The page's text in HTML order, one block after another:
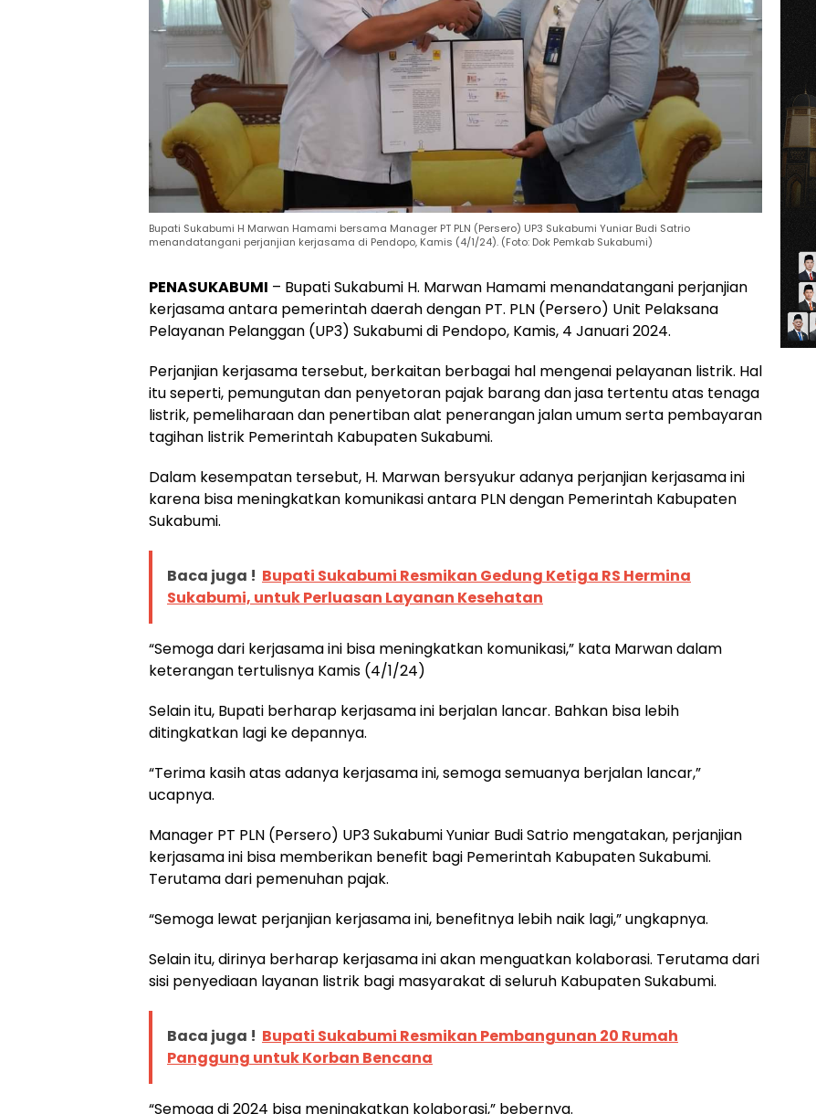
Bupati Sukabumi H Marwan Hamami bersama Manager PT PLN (Persero) UP3 Sukabumi Yuniar Budi Satrio
menandatangani perjanjian kerjasama di Pendopo, Kamis (4/1/24). (Foto: Dok Pemkab Sukabumi)
PENASUKABUMI – Bupati Sukabumi H. Marwan Hamami menandatangani perjanjian
kerjasama antara pemerintah daerah dengan PT. PLN (Persero) Unit Pelaksana
Pelayanan Pelanggan (UP3) Sukabumi di Pendopo, Kamis, 4 Januari 2024.
Perjanjian kerjasama tersebut, berkaitan berbagai hal mengenai pelayanan listrik. Hal
itu seperti, pemungutan dan penyetoran pajak barang dan jasa tertentu atas tenaga
listrik, pemeliharaan dan penertiban alat penerangan jalan umum serta pembayaran
tagihan listrik Pemerintah Kabupaten Sukabumi.
Dalam kesempatan tersebut, H. Marwan bersyukur adanya perjanjian kerjasama ini
karena bisa meningkatkan komunikasi antara PLN dengan Pemerintah Kabupaten
Sukabumi.
Baca juga ! Bupati Sukabumi Resmikan Gedung Ketiga RS Hermina
Sukabumi, untuk Perluasan Layanan Kesehatan
“Semoga dari kerjasama ini bisa meningkatkan komunikasi,” kata Marwan dalam
keterangan tertulisnya Kamis (4/1/24)
Selain itu, Bupati berharap kerjasama ini berjalan lancar. Bahkan bisa lebih
ditingkatkan lagi ke depannya.
“Terima kasih atas adanya kerjasama ini, semoga semuanya berjalan lancar,”
ucapnya.
Manager PT PLN (Persero) UP3 Sukabumi Yuniar Budi Satrio mengatakan, perjanjian
kerjasama ini bisa memberikan benefit bagi Pemerintah Kabupaten Sukabumi.
Terutama dari pemenuhan pajak.
“Semoga lewat perjanjian kerjasama ini, benefitnya lebih naik lagi,” ungkapnya.
Selain itu, dirinya berharap kerjasama ini akan menguatkan kolaborasi. Terutama dari
sisi penyediaan layanan listrik bagi masyarakat di seluruh Kabupaten Sukabumi.
Baca juga ! Bupati Sukabumi Resmikan Pembangunan 20 Rumah
Panggung untuk Korban Bencana
“Semoga di 2024 bisa meningkatkan kolaborasi,” bebernya.